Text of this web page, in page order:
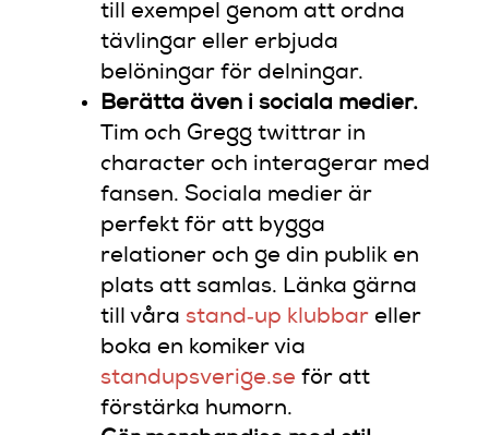
till exempel genom att ordna
tävlingar eller erbjuda
belöningar för delningar.
Berätta även i sociala medier.
Tim och Gregg twittrar in
character och interagerar med
fansen. Sociala medier är
perfekt för att bygga
relationer och ge din publik en
plats att samlas. Länka gärna
till våra stand‑up klubbar eller
boka en komiker via
standupsverige.se för att
förstärka humorn.